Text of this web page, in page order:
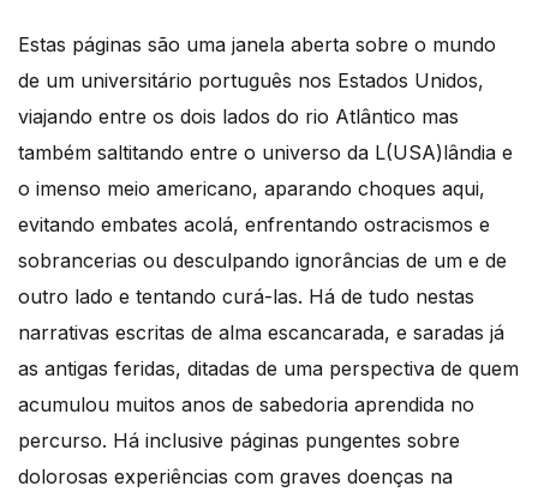
Estas páginas são uma janela aberta sobre o mundo
de um universitário português nos Estados Unidos,
viajando entre os dois lados do rio Atlântico mas
também saltitando entre o universo da L(USA)lândia e
o imenso meio americano, aparando choques aqui,
evitando embates acolá, enfrentando ostracismos e
sobrancerias ou desculpando ignorâncias de um e de
outro lado e tentando curá-las. Há de tudo nestas
narrativas escritas de alma escancarada, e saradas já
as antigas feridas, ditadas de uma perspectiva de quem
acumulou muitos anos de sabedoria aprendida no
percurso. Há inclusive páginas pungentes sobre
dolorosas experiências com graves doenças na